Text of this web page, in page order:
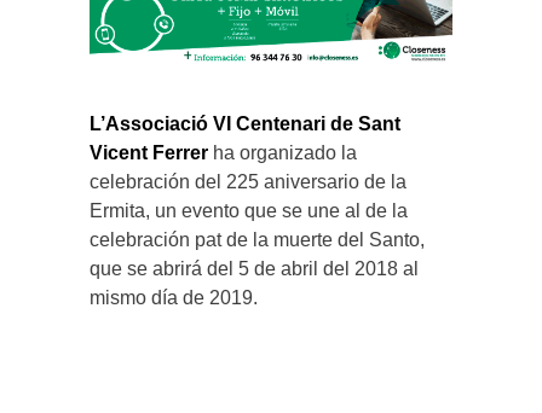
L’Associació VI Centenari de Sant
Vicent Ferrer ha organizado la
celebración del 225 aniversario de la
Ermita, un evento que se une al de la
celebración pat de la muerte del Santo,
que se abrirá del 5 de abril del 2018 al
mismo día de 2019.